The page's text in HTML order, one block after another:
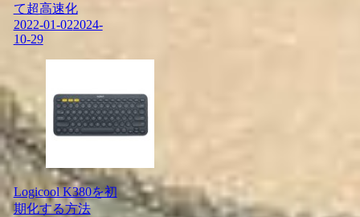
て超高速化
2022-01-022024-
10-29
Logicool K380を初
期化する方法